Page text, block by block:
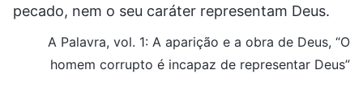
pecado, nem o seu caráter representam Deus.
A Palavra, vol. 1: A aparição e a obra de Deus, “O
homem corrupto é incapaz de representar Deus”